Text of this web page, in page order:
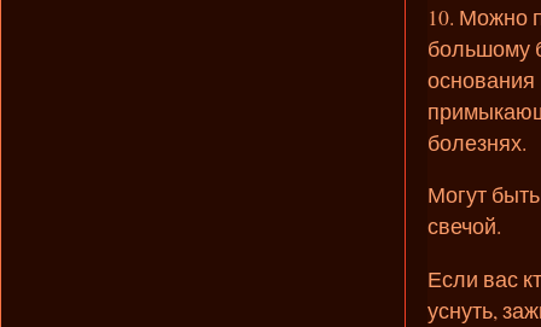
10. Можно
большому
болезнях.
Могут
свечой.
Если вас
уснуть,